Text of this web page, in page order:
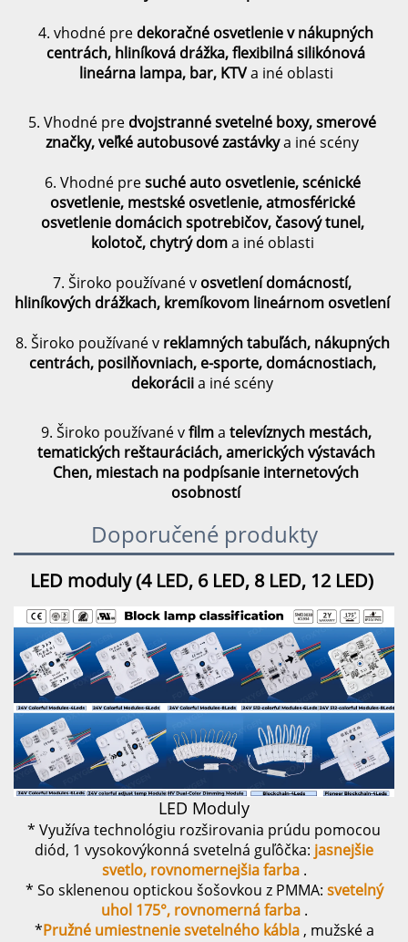
4. vhodné pre dekoračné osvetlenie v nákupných
centrách, hliníková drážka, flexibilná silikónová
lineárna lampa, bar, KTVa iné oblasti
5. Vhodné pre dvojstranné svetelné boxy, smerové
značky, veľké autobusové zastávkya iné scény
6. Vhodné presuché auto osvetlenie, scénické
osvetlenie, mestské osvetlenie, atmosférické
osvetlenie domácich spotrebičov, časový tunel,
kolotoč, chytrý doma iné oblasti
7. Široko používané v osvetlení domácností,
hliníkových drážkach, kremíkovom lineárnom osvetlení
8. Široko používané v reklamných tabuľách, nákupných
centrách, posilňovniach, e-sporte, domácnostiach,
dekoráciia iné scény
9. Široko používané vfilma televíznych mestách,
tematických reštauráciách, amerických výstavách
Chen, miestach na podpísanie internetových
osobností
Doporučené produkty
LED moduly (4 LED, 6 LED, 8 LED, 12 LED)
LED Moduly
* Využíva technológiu rozširovania prúdu pomocou
diód, 1 vysokovýkonná svetelná guľôčka: jasnejšie
svetlo, rovnomernejšia farba .
* So sklenenou optickou šošovkou z PMMA: svetelný
uhol 175°, rovnomerná farba .
*Pružné umiestnenie svetelného kábla , mužské a